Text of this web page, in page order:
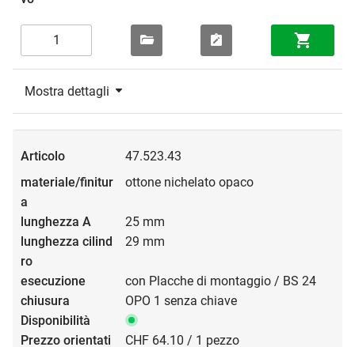
Mostra dettagli
47.523.43
ottone nichelato opaco
25 mm
29 mm
con Placche di montaggio / BS 24
OPO 1 senza chiave
CHF 64.10 / 1 pezzo